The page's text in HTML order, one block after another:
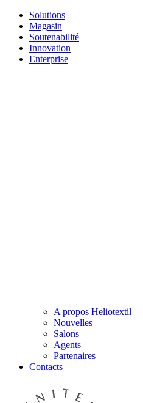
Solutions
Magasin
Soutenabilité
Innovation
Enterprise
A propos Heliotextil
Nouvelles
Salons
Agents
Partenaires
Contacts